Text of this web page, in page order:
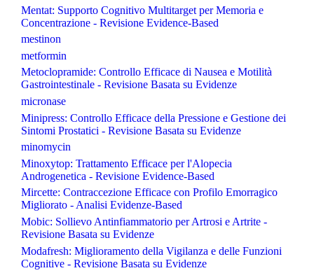
Mentat: Supporto Cognitivo Multitarget per Memoria e
Concentrazione - Revisione Evidence-Based
mestinon
metformin
Metoclopramide: Controllo Efficace di Nausea e Motilità
Gastrointestinale - Revisione Basata su Evidenze
micronase
Minipress: Controllo Efficace della Pressione e Gestione dei
Sintomi Prostatici - Revisione Basata su Evidenze
minomycin
Minoxytop: Trattamento Efficace per l'Alopecia
Androgenetica - Revisione Evidence-Based
Mircette: Contraccezione Efficace con Profilo Emorragico
Migliorato - Analisi Evidenze-Based
Mobic: Sollievo Antinfiammatorio per Artrosi e Artrite -
Revisione Basata su Evidenze
Modafresh: Miglioramento della Vigilanza e delle Funzioni
Cognitive - Revisione Basata su Evidenze